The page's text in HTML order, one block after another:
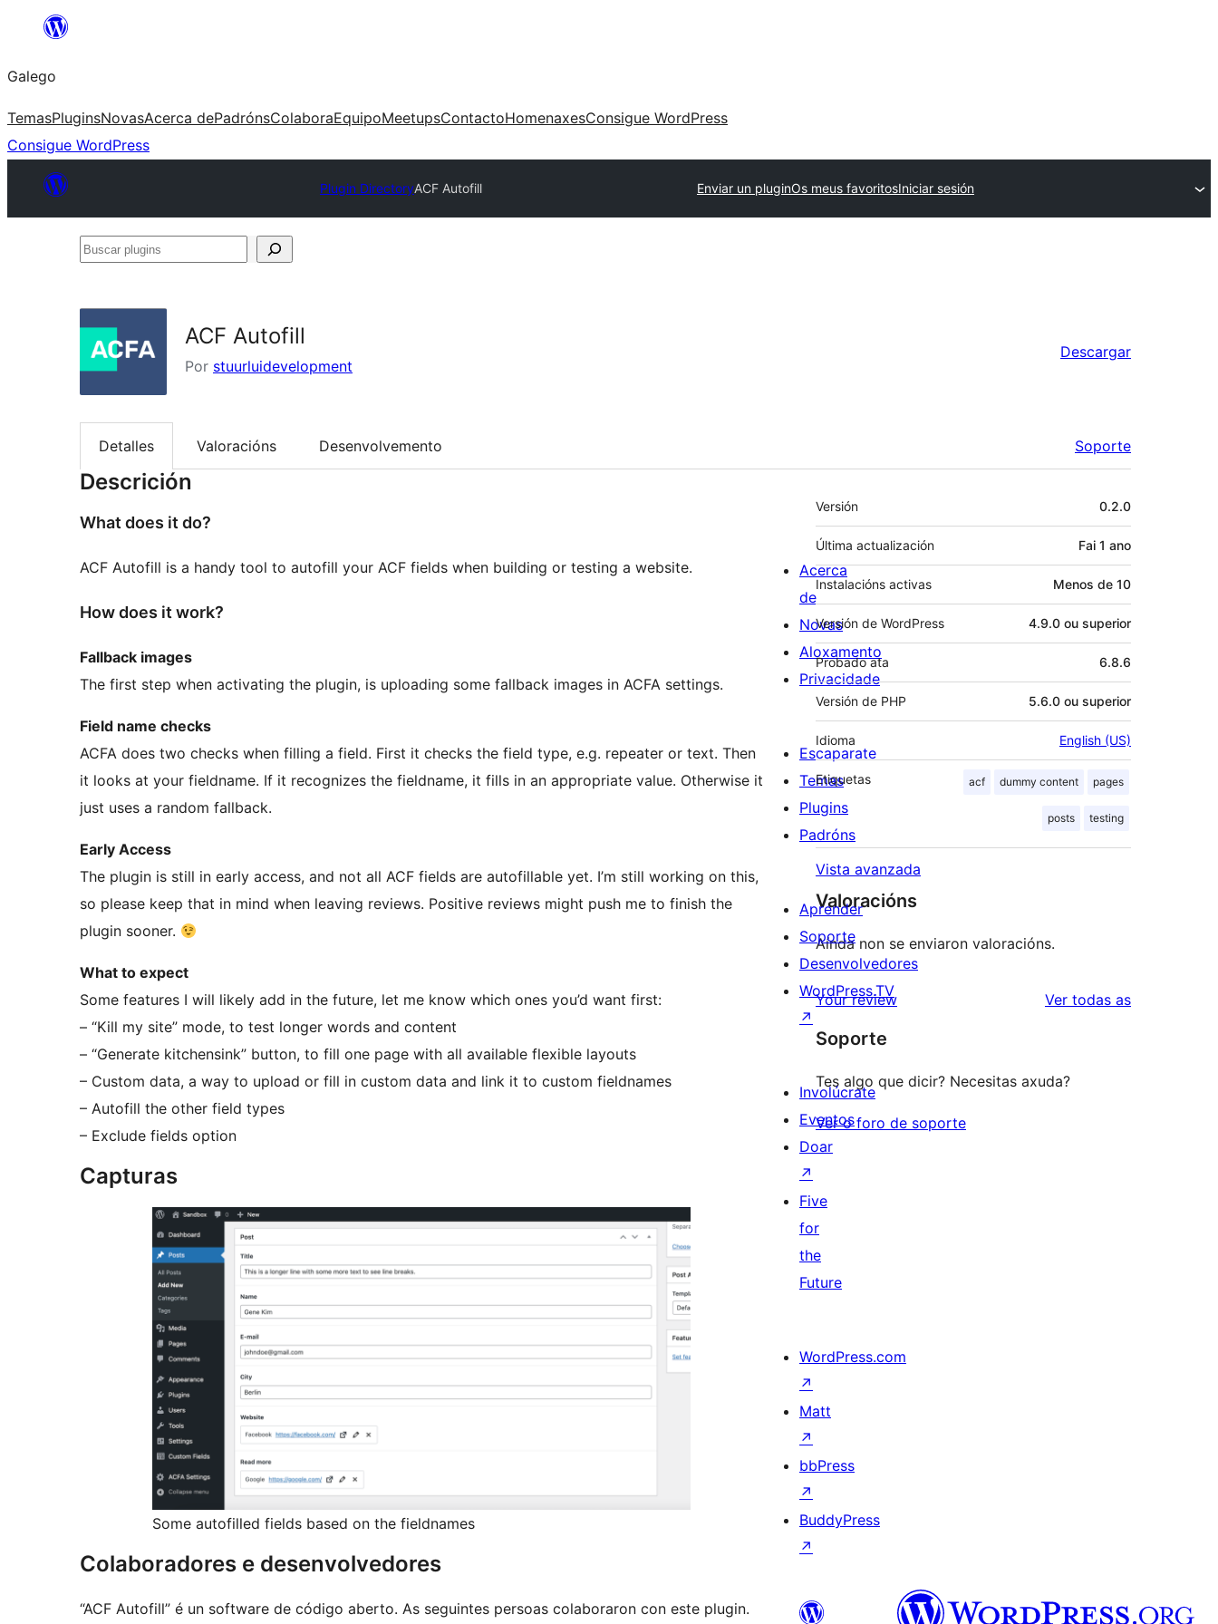
Saltar
contido
Galego
TemasPluginsNovasAcerca dePadrónsColaboraEquipoMeetupsContactoHomenaxesConsigue WordPress
Consigue WordPress
Plugin DirectoryACF Autofill Enviar un pluginOs meus favoritosIniciar sesión
Buscar
ACF Autofill
Por stuurluidevelopment
Descargar
Detalles Valoracións Desenvolvemento Soporte
Descrición
What does it do?
ACF Autofill is a handy tool to autofill your ACF fields when building or testing a website.
How does it work?
Fallback images
The first step when activating the plugin, is uploading some fallback images in ACFA settings.
Field name checks
ACFA does two checks when filling a field. First it checks the field type, e.g. repeater or text. Then
it looks at your fieldname. If it recognizes the fieldname, it fills in an appropriate value. Otherwise it
just uses a random fallback.
Early Access
The plugin is still in early access, and not all ACF fields are autofillable yet. I’m still working on this,
so please keep that in mind when leaving reviews. Positive reviews might push me to finish the
plugin sooner.
What to expect
Some features I will likely add in the future, let me know which ones you’d want first:
– “Kill my site” mode, to test longer words and content
– “Generate kitchensink” button, to fill one page with all available flexible layouts
– Custom data, a way to upload or fill in custom data and link it to custom fieldnames
– Autofill the other field types
– Exclude fields option
Capturas
Some autofilled fields based on the fieldnames
Colaboradores e desenvolvedores
“ACF Autofill” é un software de código aberto. As seguintes persoas colaboraron con este plugin.
Meta
Versión 0.2.0
Última actualización Fai 1 ano
Instalacións activas Menos de 10
Versión de WordPress 4.9.0 ou superior
Probado ata 6.8.6
Versión de PHP 5.6.0 ou superior
Idioma English (US)
Etiquetas acf dummy content pages
posts testing
Vista avanzada
Valoracións
Aínda non se enviaron valoracións.
Your review Ver todas asvaloracións
Soporte
Tes algo que dicir? Necesitas axuda?
Ver o foro de soporte
Acerca
de
Novas
Aloxamento
Privacidade
Escaparate
Temas
Plugins
Padróns
Aprender
Soporte
Desenvolvedores
WordPress.TV
↗
Involúcrate
Eventos
Doar
↗
Five
for
the
Future
WordPress.com
↗
Matt
↗
bbPress
↗
BuddyPress
↗